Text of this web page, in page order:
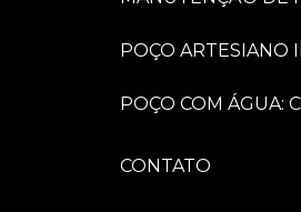
POÇO
POÇO COM
CONTATO